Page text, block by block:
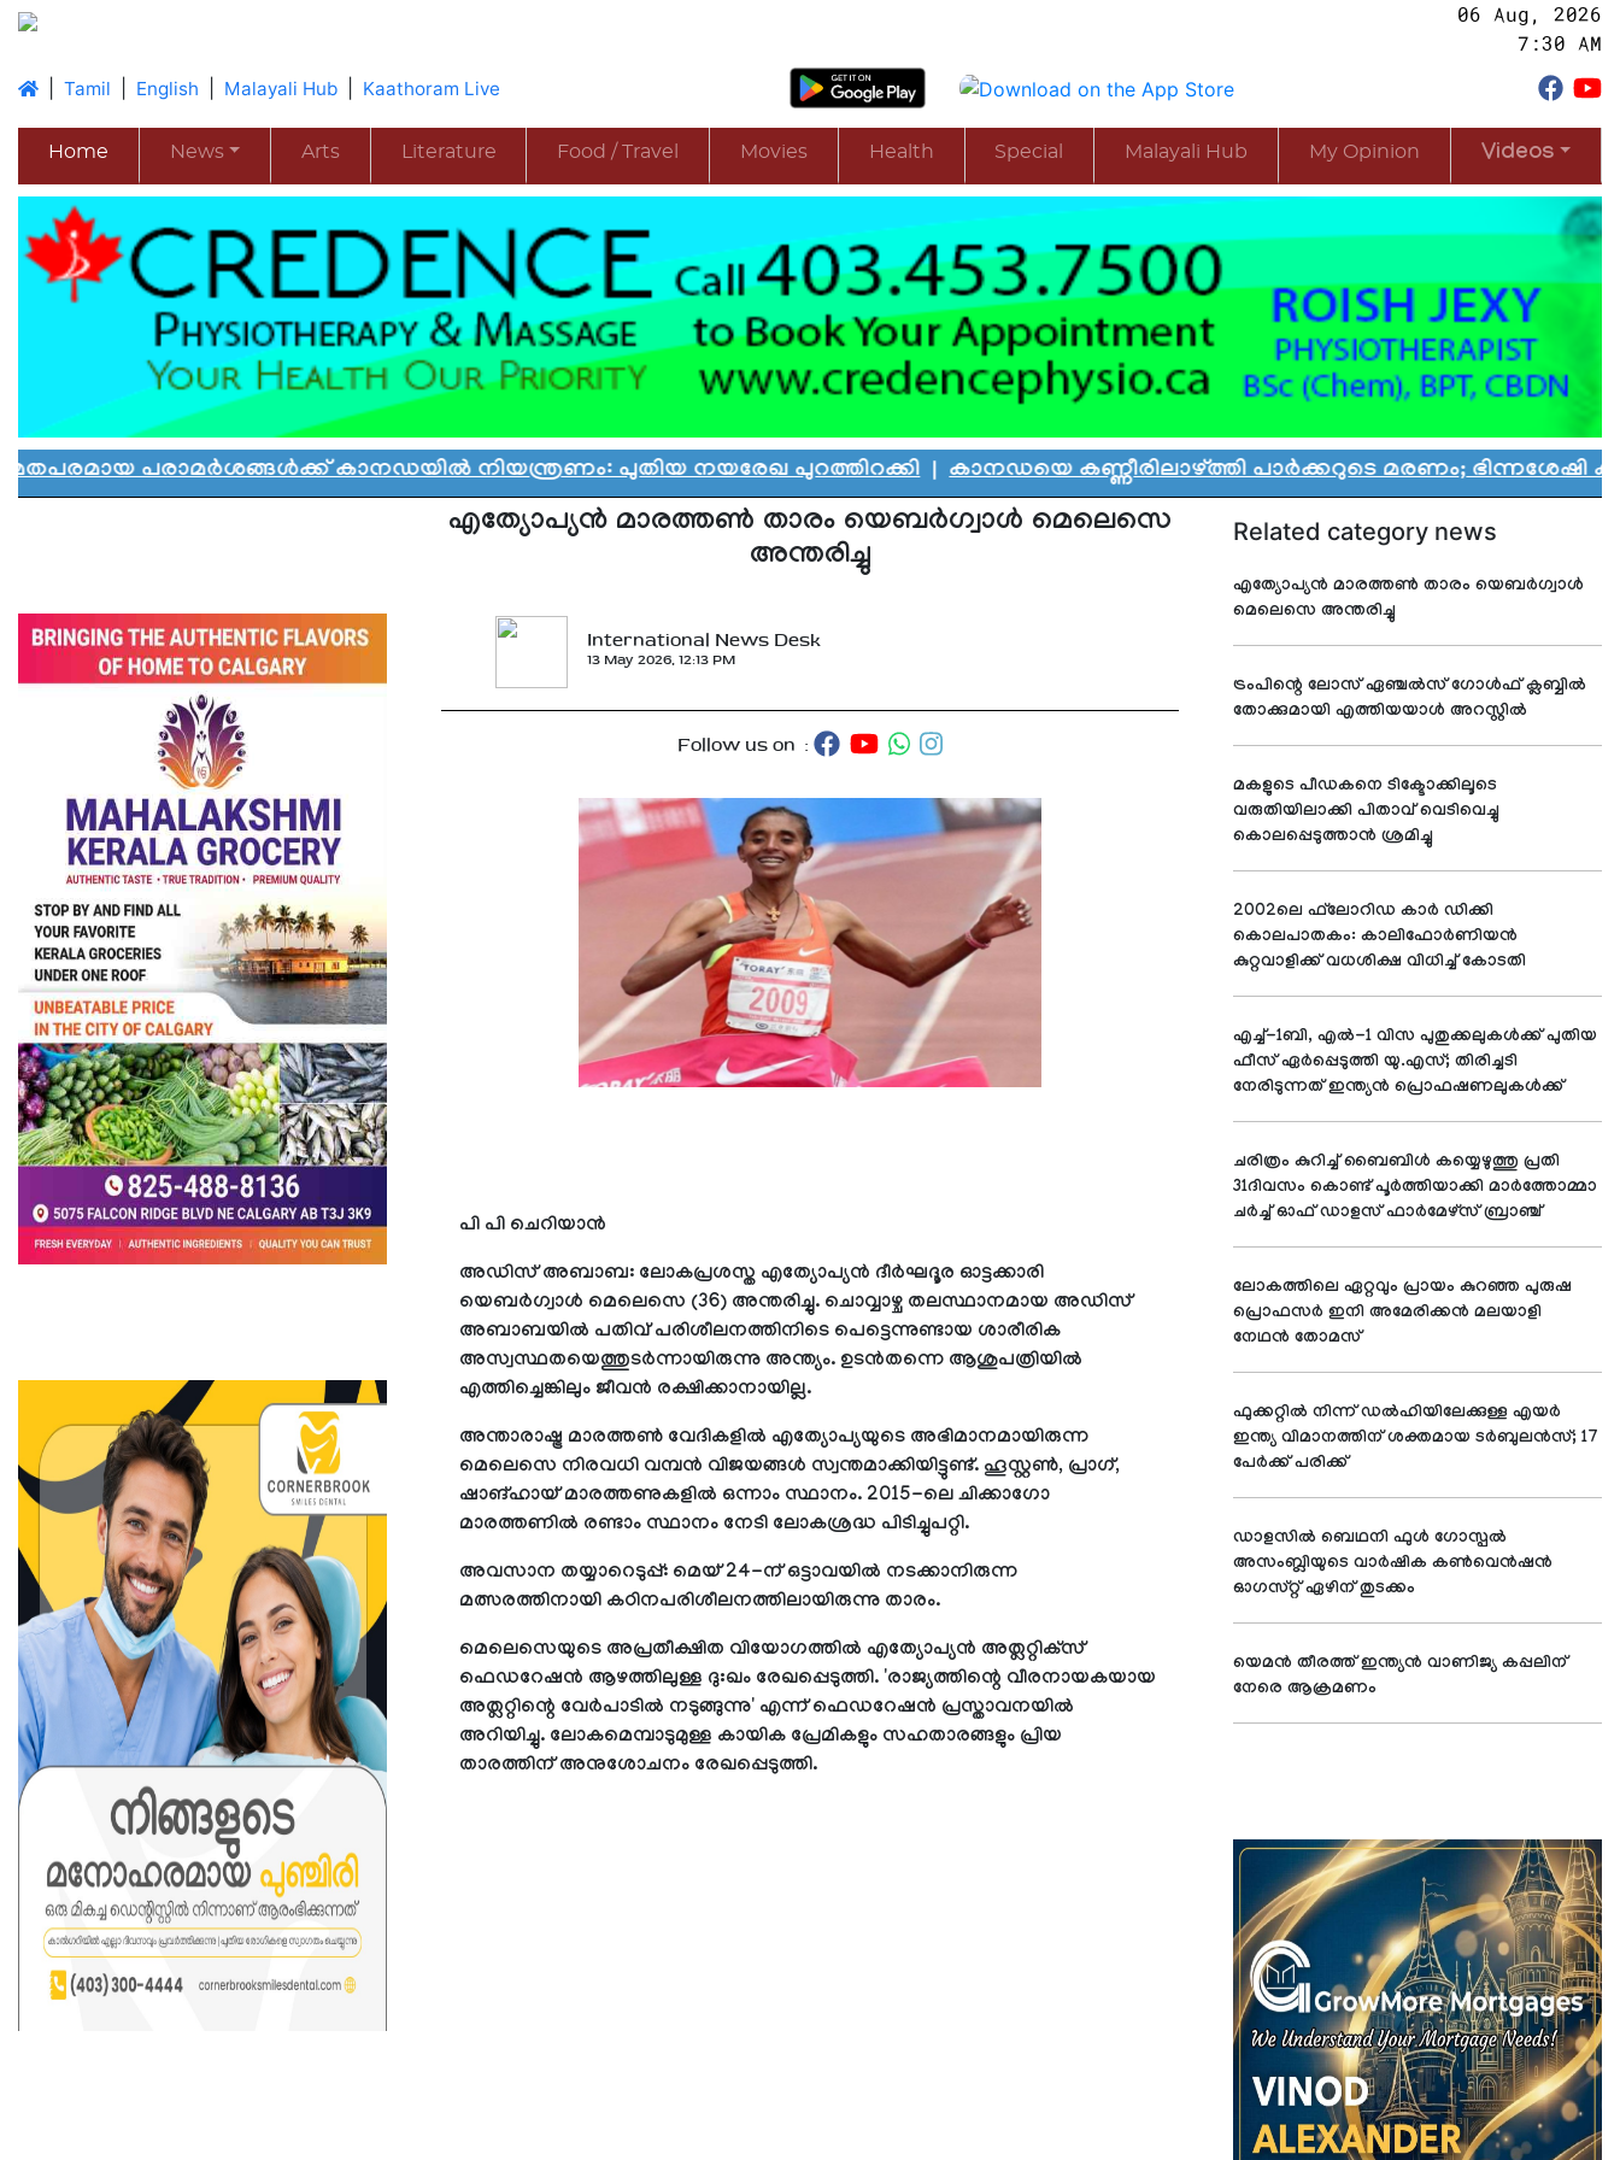
06 Aug, 2026
7:30 AM
|Tamil English Malayali Hub Kaathoram Live
Home News Arts Literature Food / Travel Movies Health Special Malayali Hub My Opinion Videos
പരാമർശങ്ങൾക്ക് കാനഡയിൽ നിയന്ത്രണം: പുതിയ നയരേഖ പുറത്തിറക്കി|കാനഡയെ കണ്ണീരിലാഴ്ത്തി പാർക്കറുടെ മരണം; ഭിന്നശേഷി
എത്യോപ്യന്‍ മാരത്തണ്‍ താരം യെബര്‍ഗ്വാള്‍ മെലെസെ
അന്തരിച്ചു
International News Desk
13 May 2026, 12:13 PM
Follow us on :
പി പി ചെറിയാന്‍
അഡിസ് അബാബ: ലോകപ്രശസ്ത എത്യോപ്യന്‍ ദീര്‍ഘദൂര ഓട്ടക്കാരി
യെബര്‍ഗ്വാള്‍ മെലെസെ (36) അന്തരിച്ചു. ചൊവ്വാഴ്ച തലസ്ഥാനമായ അഡിസ്
അബാബയില്‍ പതിവ് പരിശീലനത്തിനിടെ പെട്ടെന്നുണ്ടായ ശാരീരിക
അസ്വസ്ഥതയെത്തുടര്‍ന്നായിരുന്നു അന്ത്യം. ഉടന്‍തന്നെ ആശുപത്രിയില്‍
എത്തിച്ചെങ്കിലും ജീവന്‍ രക്ഷിക്കാനായില്ല.
അന്താരാഷ്ട്ര മാരത്തണ്‍ വേദികളില്‍ എത്യോപ്യയുടെ അഭിമാനമായിരുന്ന
മെലെസെ നിരവധി വമ്പന്‍ വിജയങ്ങള്‍ സ്വന്തമാക്കിയിട്ടുണ്ട്. ഹൂസ്റ്റണ്‍, പ്രാഗ്,
ഷാങ്ഹായ് മാരത്തണുകളില്‍ ഒന്നാം സ്ഥാനം. 2015-ലെ ചിക്കാഗോ
മാരത്തണില്‍ രണ്ടാം സ്ഥാനം നേടി ലോകശ്രദ്ധ പിടിച്ചുപറ്റി.
അവസാന തയ്യാറെടുപ്പ്: മെയ് 24-ന് ഒട്ടാവയില്‍ നടക്കാനിരുന്ന
മത്സരത്തിനായി കഠിനപരിശീലനത്തിലായിരുന്നു താരം.
മെലെസെയുടെ അപ്രതീക്ഷിത വിയോഗത്തില്‍ എത്യോപ്യന്‍ അത്ലറ്റിക്‌സ്
ഫെഡറേഷന്‍ ആഴത്തിലുള്ള ദുഃഖം രേഖപ്പെടുത്തി. 'രാജ്യത്തിന്റെ വീരനായകയായ
അത്ലറ്റിന്റെ വേര്‍പാടില്‍ നടുങ്ങുന്നു' എന്ന് ഫെഡറേഷന്‍ പ്രസ്താവനയില്‍
അറിയിച്ചു. ലോകമെമ്പാടുമുള്ള കായിക പ്രേമികളും സഹതാരങ്ങളും പ്രിയ
താരത്തിന് അനുശോചനം രേഖപ്പെടുത്തി.
Related category news
എത്യോപ്യന്‍ മാരത്തണ്‍ താരം യെബര്‍ഗ്വാള്‍
മെലെസെ അന്തരിച്ചു
ട്രംപിന്റെ ലോസ് ഏഞ്ചല്‍സ് ഗോള്‍ഫ് ക്ലബ്ബില്‍
തോക്കുമായി എത്തിയയാള്‍ അറസ്റ്റില്‍
മകളുടെ പീഡകനെ ടിക്ടോക്കിലൂടെ
വരുതിയിലാക്കി പിതാവ് വെടിവെച്ചു
കൊലപ്പെടുത്താന്‍ ശ്രമിച്ചു
2002ലെ ഫ്‌ലോറിഡ കാര്‍ ഡിക്കി
കൊലപാതകം: കാലിഫോര്‍ണിയന്‍
കുറ്റവാളിക്ക് വധശിക്ഷ വിധിച്ച് കോടതി
എച്ച്-1ബി, എല്‍-1 വിസ പുതുക്കലുകള്‍ക്ക് പുതിയ
ഫീസ് ഏര്‍പ്പെടുത്തി യു.എസ്; തിരിച്ചടി
നേരിടുന്നത് ഇന്ത്യന്‍ പ്രൊഫഷണലുകള്‍ക്ക്
ചരിത്രം കുറിച്ച് ബൈബിള്‍ കയ്യെഴുത്തു പ്രതി
31ദിവസം കൊണ്ട് പൂര്‍ത്തിയാക്കി മാര്‍ത്തോമ്മാ
ചര്‍ച്ച് ഓഫ് ഡാളസ് ഫാര്‍മേഴ്സ് ബ്രാഞ്ച്
ലോകത്തിലെ ഏറ്റവും പ്രായം കുറഞ്ഞ പുരുഷ
പ്രൊഫസര്‍ ഇനി അമേരിക്കന്‍ മലയാളി
നേഥന്‍ തോമസ്
ഫുക്കറ്റില്‍ നിന്ന് ഡല്‍ഹിയിലേക്കുള്ള എയര്‍
ഇന്ത്യ വിമാനത്തിന് ശക്തമായ ടര്‍ബുലന്‍സ്; 17
പേര്‍ക്ക് പരിക്ക്
ഡാളസില്‍ ബെഥനി ഫുള്‍ ഗോസ്പല്‍
അസംബ്ലിയുടെ വാര്‍ഷിക കണ്‍വെന്‍ഷന്‍
ഓഗസ്റ്റ് ഏഴിന് തുടക്കം
യെമന്‍ തീരത്ത് ഇന്ത്യന്‍ വാണിജ്യ കപ്പലിന്
നേരെ ആക്രമണം